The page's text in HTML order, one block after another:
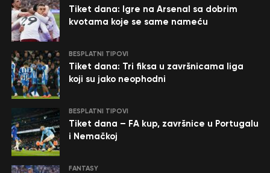
Tiket dana: Igre na Arsenal sa dobrim
kvotama koje se same nameću
BESPLATNI TIPOVI
Tiket dana: Tri fiksa u završnicama liga
koji su jako neophodni
BESPLATNI TIPOVI
Tiket dana – FA kup, završnice u Portugalu
i Nemačkoj
FANTASY